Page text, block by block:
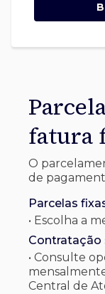
fatura
O
de
Parcelas
• Escolha a
Contratação
• Consulte
Central de